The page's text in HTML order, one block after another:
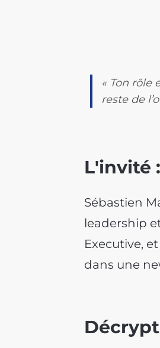
« Ton rôle
reste de
L'invité
Sébastien
leadership
Executive,
dans une